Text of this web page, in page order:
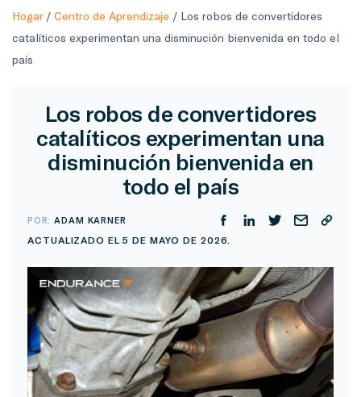
Hogar/ Centro de Aprendizaje / Los robos de convertidores
catalíticos experimentan una disminución bienvenida en todo el
país
Los robos de convertidores
catalíticos experimentan una
disminución bienvenida en
todo el país
POR:ADAM KARNER
ACTUALIZADO EL 5 DE MAYO DE 2026.